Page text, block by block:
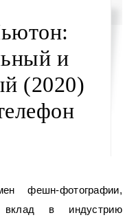
и
(2020)
вклад в индустрию